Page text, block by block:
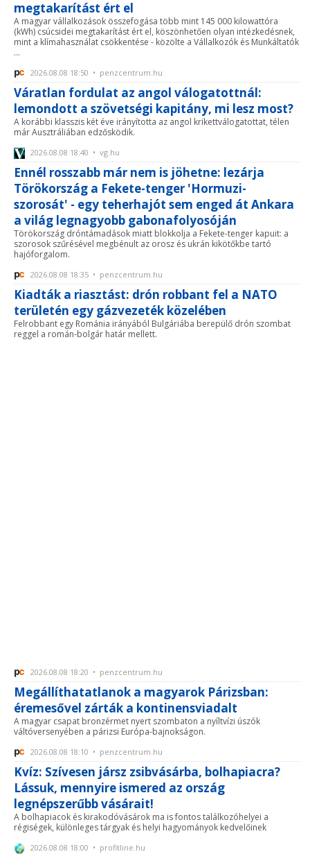
megtakarítást ért el
A magyar vállalkozások összefogása több mint 145 000 kilowattóra
(kWh) csúcsidei megtakarítást ért el, köszönhetően olyan intézkedésnek,
mint a klímahasználat csökkentése - közölte a Vállalkozók és Munkáltatók
...
2026.08.08 18:50 • penzcentrum.hu
Váratlan fordulat az angol válogatottnál:
lemondott a szövetségi kapitány, mi lesz most?
A korábbi klasszis két éve irányította az angol krikettválogatottat, télen
már Ausztráliában edzősködik.
2026.08.08 18:40 • vg.hu
Ennél rosszabb már nem is jöhetne: lezárja
Törökország a Fekete-tenger 'Hormuzi-
szorosát' - egy teherhajót sem enged át Ankara
a világ legnagyobb gabonafolyosóján
Törökország dróntámadások miatt blokkolja a Fekete-tenger kapuit: a
szorosok szűrésével megbénult az orosz és ukrán kikötőkbe tartó
hajóforgalom.
2026.08.08 18:35 • penzcentrum.hu
Kiadták a riasztást: drón robbant fel a NATO
területén egy gázvezeték közelében
Felrobbant egy Románia irányából Bulgáriába berepülő drón szombat
reggel a román-bolgár határ mellett.
2026.08.08 18:20 • penzcentrum.hu
Megállíthatatlanok a magyarok Párizsban:
éremesővel zárták a kontinensviadalt
A magyar csapat bronzérmet nyert szombaton a nyíltvízi úszók
váltóversenyében a párizsi Európa-bajnokságon.
2026.08.08 18:10 • penzcentrum.hu
Kvíz: Szívesen jársz zsibvásárba, bolhapiacra?
Lássuk, mennyire ismered az ország
legnépszerűbb vásárait!
A bolhapiacok és kirakodóvásárok ma is fontos találkozóhelyei a
régiségek, különleges tárgyak és helyi hagyományok kedvelőinek
2026.08.08 18:00 • profitline.hu